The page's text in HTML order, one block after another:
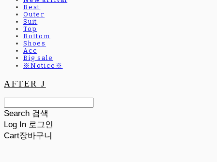
Best
Outer
Suit
Top
Bottom
Shoes
Acc
Big sale
※Notice※
AFTER J
Search 검색
Log In 로그인
Cart장바구니